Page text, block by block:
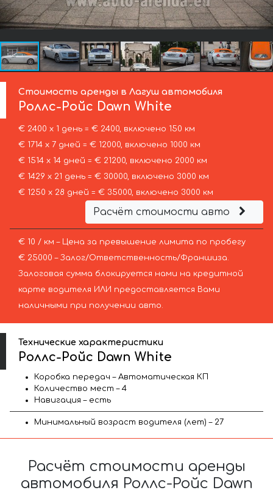
Стоимость аренды в Лагуш автомобиля
Роллс-Ройс Dawn White
€ 2400 х 1 день = € 2400, включено 150 км
€ 1714 х 7 дней = € 12000, включено 1000 км
€ 1514 х 14 дней = € 21200, включено 2000 км
€ 1429 х 21 день = € 30000, включено 3000 км
€ 1250 х 28 дней = € 35000, включено 3000 км
Расчёт стоимости авто
€ 10 / км – Цена за превышение лимита по пробегу
€ 25000 – Залог/Ответственность/Франшиза.
Залоговая сумма блокируется нами на кредитной
карте водителя ИЛИ предоставляется Вами
наличными при получении авто.
Технические характеристики
Роллс-Ройс Dawn White
Коробка передач – Автоматическая КП
Количество мест – 4
Навигация – есть
Минимальный возраст водителя (лет) – 27
Расчёт стоимости аренды
автомобиля Роллс-Ройс Dawn